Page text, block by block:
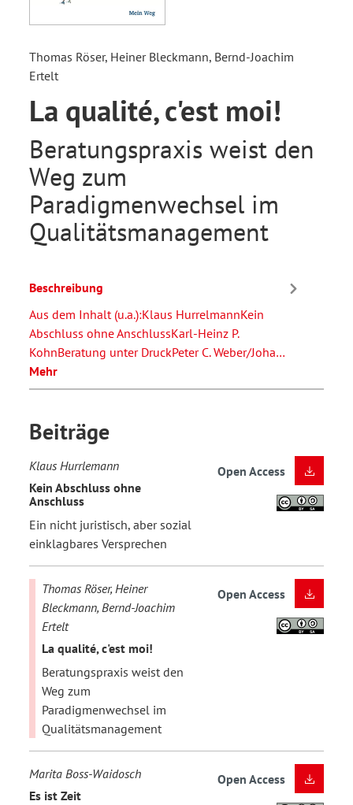
Thomas Röser, Heiner Bleckmann, Bernd-Joachim
Ertelt
La qualité, c'est moi!
Beratungspraxis weist den
Weg zum
Paradigmenwechsel im
Qualitätsmanagement
Beschreibung
Aus dem Inhalt (u.a.):Klaus HurrelmannKein
Abschluss ohne AnschlussKarl-Heinz P.
KohnBeratung unter DruckPeter C. Weber/Joha…
Mehr
Beiträge
Klaus Hurrlemann
Kein Abschluss ohne
Anschluss
Ein nicht juristisch, aber sozial
einklagbares Versprechen
Open Access
Thomas Röser, Heiner
Bleckmann, Bernd-Joachim
Ertelt
La qualité, c'est moi!
Beratungspraxis weist den
Weg zum
Paradigmenwechsel im
Qualitätsmanagement
Open Access
Marita Boss-Waidosch
Es ist Zeit
Open Access